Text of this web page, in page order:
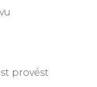
provést